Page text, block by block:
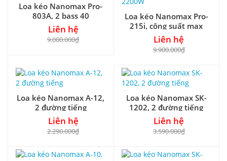
Loa kéo Nanomax Pro-
803A, 2 bass 40
Liên hệ
9.000.000₫
Loa kéo Nanomax Pro-
215i, công suất max
2200W
Liên hệ
9.900.000₫
Loa kéo Nanomax A-12,
2 đường tiếng
Liên hệ
2.290.000₫
Loa kéo Nanomax SK-
1202, 2 đường tiếng
Liên hệ
3.590.000₫